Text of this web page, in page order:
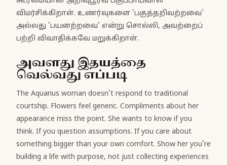
விமர்சிக்கிறாள். உணர்வுகளை 'பகுத்தறிவற்றவை'
அல்லது 'பயனற்றவை' என்று சொல்லி, அவற்றைப்
பற்றி விவாதிக்கவே மறுக்கிறாள்.
அவளது இதயத்தை
வெல்வது எப்படி
The Aquarius woman doesn't respond to traditional
courtship. Flowers feel generic. Compliments about her
appearance miss the point. She wants to know if you
think. If you question assumptions. If you care about
something bigger than your own comfort. Show her you're
building a life with purpose, not just collecting experiences